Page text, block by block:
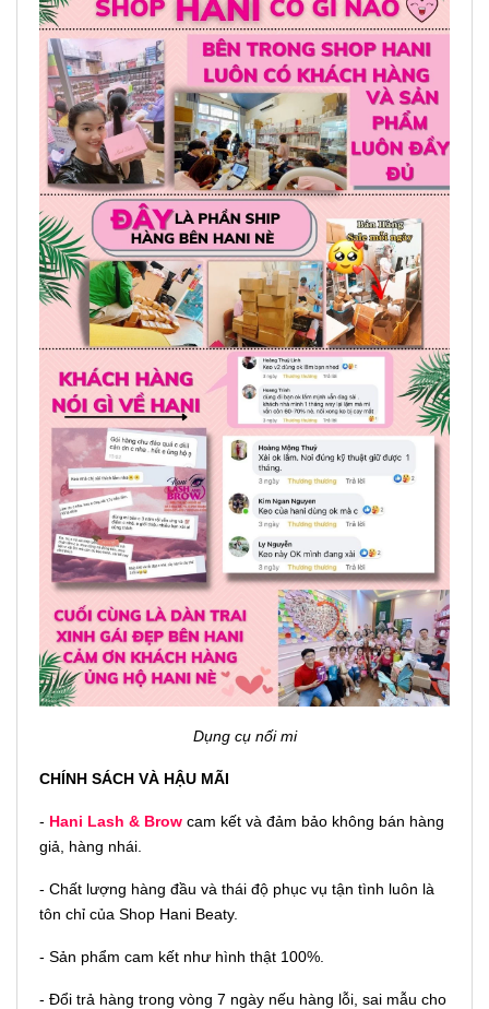
Dụng cụ nối mi
CHÍNH SÁCH VÀ HẬU MÃI
- Hani Lash & Brow cam kết và đảm bảo không bán hàng
giả, hàng nhái.
- Chất lượng hàng đầu và thái độ phục vụ tận tình luôn là
tôn chỉ của Shop Hani Beaty.
- Sản phẩm cam kết như hình thật 100%.
- Đổi trả hàng trong vòng 7 ngày nếu hàng lỗi, sai mẫu cho